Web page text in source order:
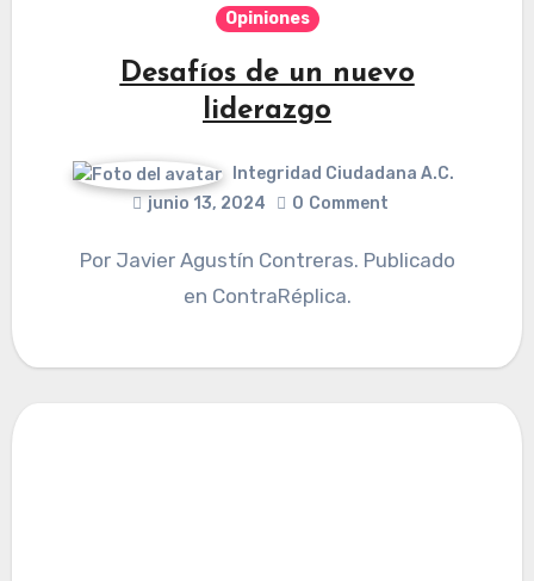
Opiniones
Desafíos de un nuevo
liderazgo
Integridad Ciudadana A.C.
junio 13, 2024
0 Comment
Por Javier Agustín Contreras. Publicado
en ContraRéplica.